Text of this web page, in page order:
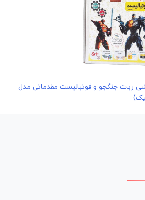
ربات جنگجو و فوتبالیست مقدماتی مدل